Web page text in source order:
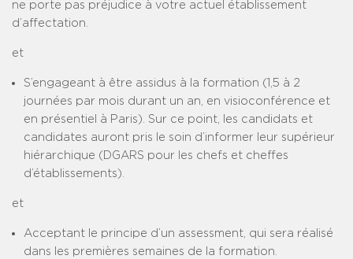
ne porte pas préjudice à votre actuel établissement
d’affectation.
et
S’engageant à être assidus à la formation (1,5 à 2
journées par mois durant un an, en visioconférence et
en présentiel à Paris). Sur ce point, les candidats et
candidates auront pris le soin d’informer leur supérieur
hiérarchique (DGARS pour les chefs et cheffes
d’établissements).
et
Acceptant le principe d’un assessment, qui sera réalisé
dans les premières semaines de la formation.­